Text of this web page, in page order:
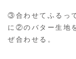
③合わせてふるっ
に②のバター生地
ぜ合わせる。